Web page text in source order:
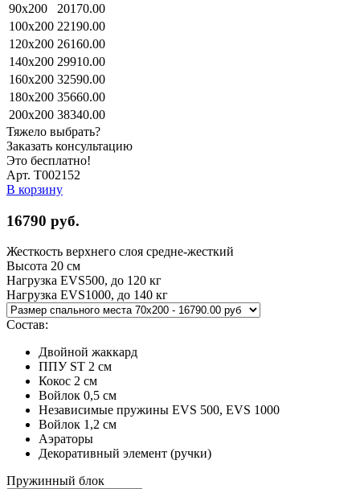
90x200
20170.00
100x200 22190.00
120x200 26160.00
140x200 29910.00
160x200 32590.00
180x200 35660.00
200x200 38340.00
Тяжело выбрать?
Заказать консультацию
Это бесплатно!
Арт. Т002152
В корзину
16790 руб.
Жесткость верхнего слоя средне-жесткий
Высота 20 см
Нагрузка EVS500, до 120 кг
Нагрузка EVS1000, до 140 кг
Состав:
Двойной жаккард
ППУ ST 2 см
Кокос 2 см
Войлок 0,5 см
Независимые пружины EVS 500, EVS 1000
Войлок 1,2 см
Аэраторы
Декоративный элемент (ручки)
Пружинный блок